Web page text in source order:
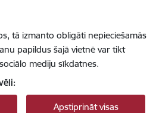
tā izmanto obligāti nepieciešamās
papildus šajā vietnē var tikt
mediju sīkdatnes.
Apstiprināt visas